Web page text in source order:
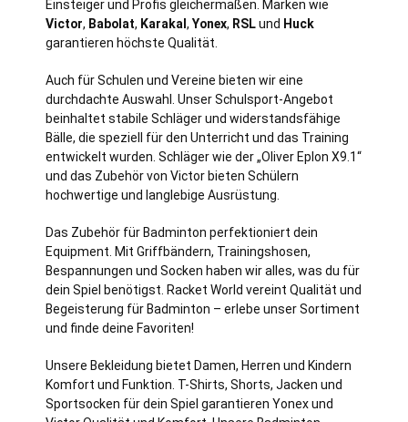
Einsteiger und Profis gleichermaßen. Marken wie
Victor, Babolat, Karakal , Yonex, RSLund Huck
garantieren höchste Qualität.
Auch für Schulen und Vereine bieten wir eine
durchdachte Auswahl. Unser Schulsport-Angebot
beinhaltet stabile Schläger und widerstandsfähige
Bälle, die speziell für den Unterricht und das Training
entwickelt wurden. Schläger wie der „Oliver Eplon X9.1“
und das Zubehör von Victor bieten Schülern
hochwertige und langlebige Ausrüstung.
Das Zubehör für Badminton perfektioniert dein
Equipment. Mit Griffbändern, Trainingshosen,
Bespannungen und Socken haben wir alles, was du für
dein Spiel benötigst. Racket World vereint Qualität und
Begeisterung für Badminton – erlebe unser Sortiment
und finde deine Favoriten!
Unsere Bekleidung bietet Damen, Herren und Kindern
Komfort und Funktion. T-Shirts, Shorts, Jacken und
Sportsocken für dein Spiel garantieren Yonex und